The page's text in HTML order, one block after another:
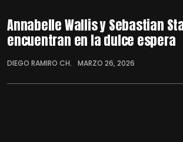
Annabelle Wallis y Sebastian
encuentran en la dulce espera
DIEGO RAMIRO CH. MARZO 26, 2026